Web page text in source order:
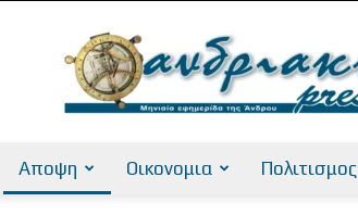
Αποψη Οικονομια Πολιτισμος